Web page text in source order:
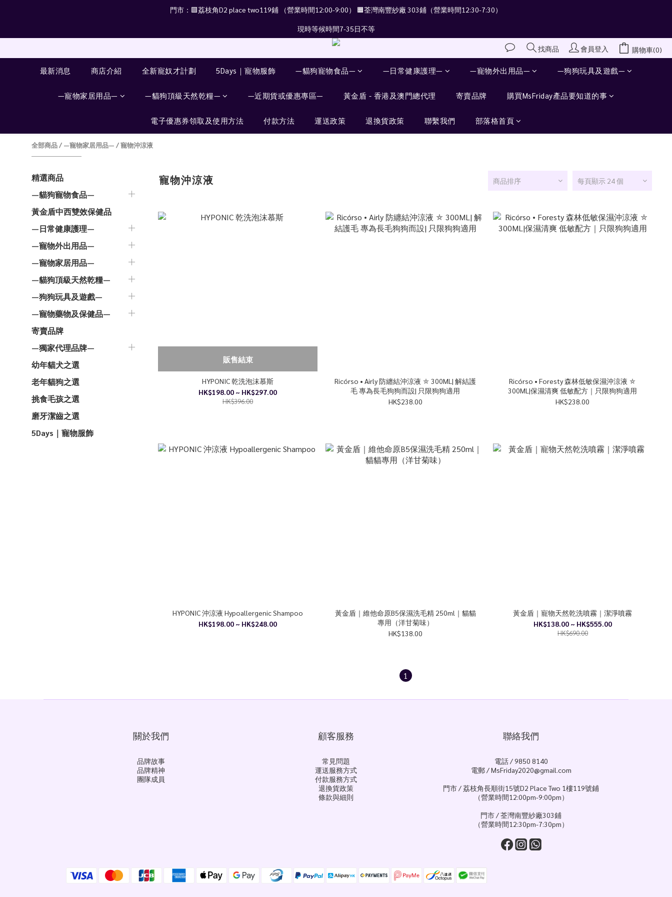
門市：🟪荔枝角D2 place two119鋪 （營業時間12:00-9:00） 🟧荃灣南豐紗廠 303鋪（營業時間12:30-7:30）
現時等候時間7-35日不等
找商品 會員登入 購物車(0)
最新消息 商店介紹 全新寵奴才計劃 5Days｜寵物服飾 —貓狗寵物食品— —日常健康護理— —寵物外出用品— —狗狗玩具及遊戲—
—寵物家居用品— —貓狗頂級天然乾糧— —近期貨或優惠專區— 黃金盾 - 香港及澳門總代理 寄賣品牌 購買MsFriday產品要知道的事
電子優惠券領取及使用方法 付款方法 運送政策 退換貨政策 聯繫我們 部落格首頁
全部商品/ —寵物家居用品— /寵物沖涼液
精選商品
—貓狗寵物食品—
黃金盾中西雙效保健品
—日常健康護理—
—寵物外出用品—
—寵物家居用品—
—貓狗頂級天然乾糧—
—狗狗玩具及遊戲—
—寵物藥物及保健品—
寄賣品牌
—獨家代理品牌—
幼年貓犬之選
老年貓狗之選
挑食毛孩之選
磨牙潔齒之選
5Days｜寵物服飾
寵物沖涼液 商品排序 每頁顯示 24 個
販售結束
HYPONIC 乾洗泡沫慕斯
HK$198.00 ~ HK$297.00
HK$396.00
Ricórso • Airly 防纏結沖涼液 ⛤ 300ML| 解結護
毛 專為長毛狗狗而設| 只限狗狗適用
HK$238.00
Ricórso • Foresty 森林低敏保濕沖涼液 ⛤
300ML|保濕清爽 低敏配方｜只限狗狗適用
HK$238.00
HYPONIC 沖涼液 Hypoallergenic Shampoo
HK$198.00 ~ HK$248.00
黃金盾｜維他命原B5保濕洗毛精 250ml｜貓貓
專用（洋甘菊味）
HK$138.00
黃金盾｜寵物天然乾洗噴霧｜潔淨噴霧
HK$138.00 ~ HK$555.00
HK$690.00
1
關於我們
品牌故事
品牌精神
團隊成員
顧客服務
常見問題
運送服務方式
付款服務方式
退換貨政策
條款與細則
聯絡我們
電話 / 9850 8140
電郵 / MsFriday2020@gmail.com
門市 / 荔枝角長順街15號D2 Place Two 1樓119號鋪
（營業時間12:00pm-9:00pm）
門市 / 荃灣南豐紗廠303鋪
（營業時間12:30pm-7:30pm）